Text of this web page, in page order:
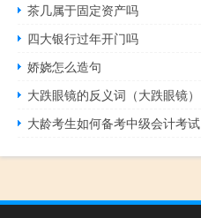
茶几属于固定资产吗
四大银行过年开门吗
娇娆怎么造句
大跌眼镜的反义词（大跌眼镜）
大龄考生如何备考中级会计考试